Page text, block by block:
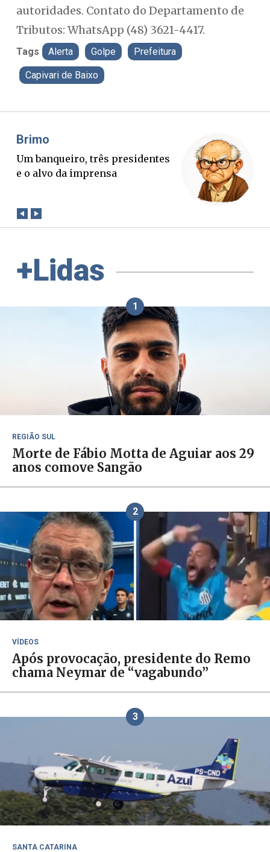
autoridades. Contato do Departamento de
Tributos: WhatsApp (48) 3621-4417.
Tags Alerta Golpe Prefeitura
Capivari de Baixo
O Boato corre mais rápido que a
verdade. Mas quem paga a
+Lidas
1
REGIÃO SUL
Morte de Fábio Motta de Aguiar aos 29
anos comove Sangão
2
VÍDEOS
Após provocação, presidente do Remo
chama Neymar de “vagabundo”
3
SANTA CATARINA